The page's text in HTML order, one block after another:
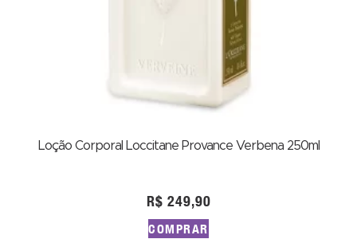
Loção Corporal Loccitane Provance Verbena 250ml
R$ 249,90
COMPRAR